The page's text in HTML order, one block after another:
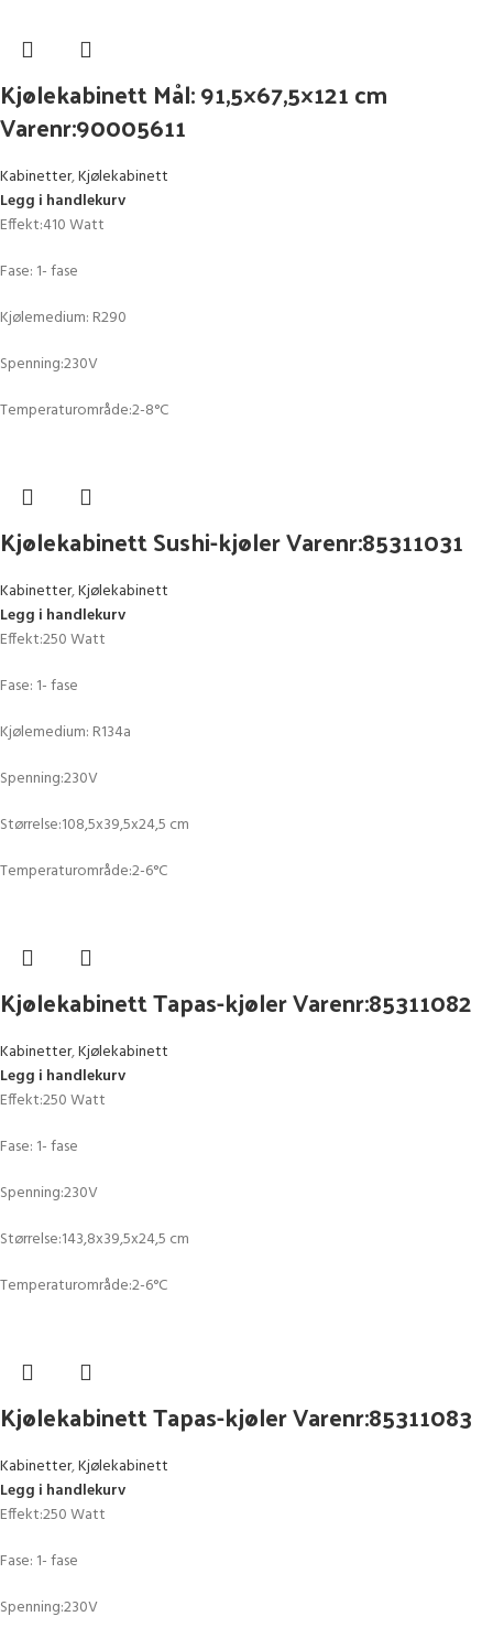
Kjølekabinett Mål: 91,5×67,5×121 cm
Varenr:90005611
Kabinetter,Kjølekabinett
Legg i handlekurv
Effekt:410 Watt
Fase: 1- fase
Kjølemedium: R290
Spenning:230V
Temperaturområde:2-8°C
Kjølekabinett Sushi-kjøler Varenr:85311031
Kabinetter,Kjølekabinett
Legg i handlekurv
Effekt:250 Watt
Fase: 1- fase
Kjølemedium: R134a
Spenning:230V
Størrelse:108,5x39,5x24,5 cm
Temperaturområde:2-6°C
Kjølekabinett Tapas-kjøler Varenr:85311082
Kabinetter,Kjølekabinett
Legg i handlekurv
Effekt:250 Watt
Fase: 1- fase
Spenning:230V
Størrelse:143,8x39,5x24,5 cm
Temperaturområde:2-6°C
Kjølekabinett Tapas-kjøler Varenr:85311083
Kabinetter,Kjølekabinett
Legg i handlekurv
Effekt:250 Watt
Fase: 1- fase
Spenning:230V